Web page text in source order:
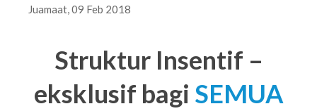
Juamaat, 09 Feb 2018
Struktur Insentif –
eksklusif bagi SEMUA